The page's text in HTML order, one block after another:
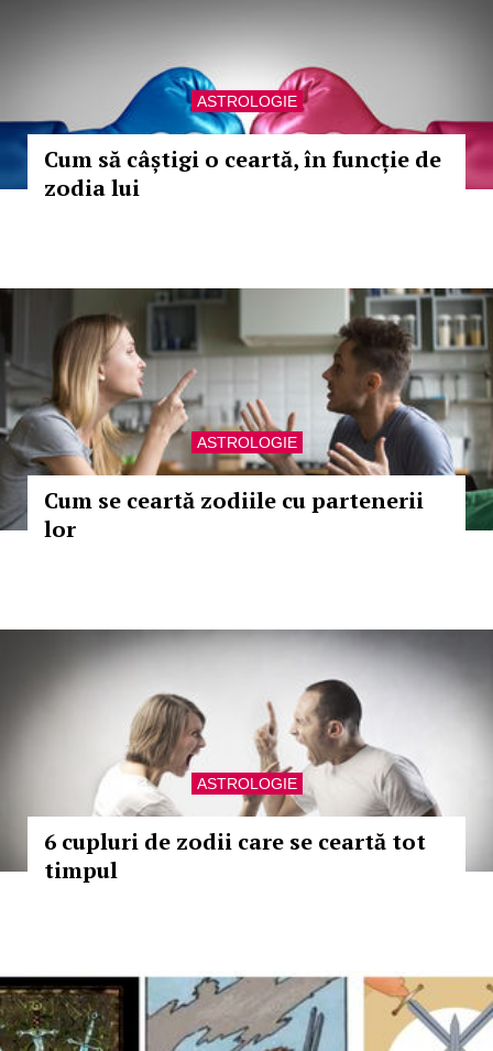
ASTROLOGIE
Cum să câștigi o ceartă, în funcție de
zodia lui
ASTROLOGIE
Cum se ceartă zodiile cu partenerii
lor
ASTROLOGIE
6 cupluri de zodii care se ceartă tot
timpul